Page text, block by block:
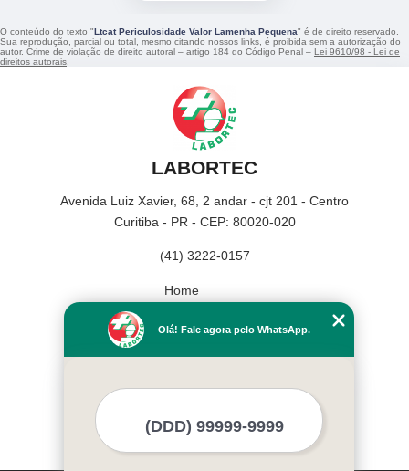
O conteúdo do texto "Ltcat Periculosidade Valor Lamenha Pequena" é de direito reservado.
Sua reprodução, parcial ou total, mesmo citando nossos links, é proibida sem a autorização do
autor. Crime de violação de direito autoral – artigo 184 do Código Penal – Lei 9610/98 - Lei de
direitos autorais.
LABORTEC
Avenida Luiz Xavier, 68, 2 andar - cjt 201 - Centro
Curitiba - PR - CEP: 80020-020
(41) 3222-0157
Home
Missão
Olá! Fale agora pelo WhatsApp.